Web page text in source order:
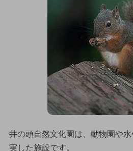
井の頭自然文化園は、動物園や
実した施設です。